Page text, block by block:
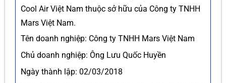
Cool Air Việt Nam thuộc sở hữu của Công ty TNHH
Mars Việt Nam.
Tên doanh nghiệp: Công ty TNHH Mars Việt Nam
Chủ doanh nghiệp: Ông Lưu Quốc Huyền
Ngày thành lập: 02/03/2018